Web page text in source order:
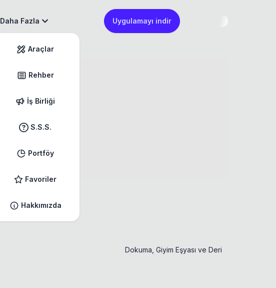
Daha Fazla
Araçlar
Rehber
İş Birliği
S.S.S.
Portföy
Favoriler
Hakkımızda
Uygulamayı indir
Dokuma, Giyim Eşyası ve Deri